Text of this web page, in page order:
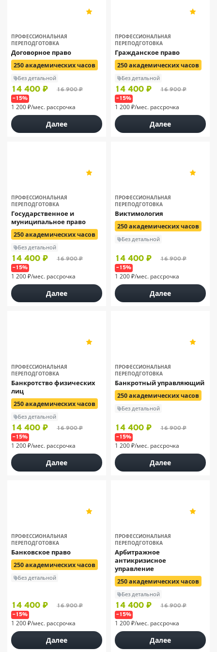
ПРОФЕССИОНАЛЬНАЯ
ПЕРЕПОДГОТОВКА
Договорное право
250 академических часов
Без детальной
14 400 ₽ 16 900 ₽
–15%
1 200 ₽/мес. рассрочка
Далее
ПРОФЕССИОНАЛЬНАЯ
ПЕРЕПОДГОТОВКА
Гражданское право
250 академических часов
Без детальной
14 400 ₽ 16 900 ₽
–15%
1 200 ₽/мес. рассрочка
Далее
ПРОФЕССИОНАЛЬНАЯ
ПЕРЕПОДГОТОВКА
Государственное и
муниципальное право
250 академических часов
Без детальной
14 400 ₽ 16 900 ₽
–15%
1 200 ₽/мес. рассрочка
Далее
ПРОФЕССИОНАЛЬНАЯ
ПЕРЕПОДГОТОВКА
Виктимология
250 академических часов
Без детальной
14 400 ₽ 16 900 ₽
–15%
1 200 ₽/мес. рассрочка
Далее
ПРОФЕССИОНАЛЬНАЯ
ПЕРЕПОДГОТОВКА
Банкротство физических
лиц
250 академических часов
Без детальной
14 400 ₽ 16 900 ₽
–15%
1 200 ₽/мес. рассрочка
Далее
ПРОФЕССИОНАЛЬНАЯ
ПЕРЕПОДГОТОВКА
Банкротный управляющий
250 академических часов
Без детальной
14 400 ₽ 16 900 ₽
–15%
1 200 ₽/мес. рассрочка
Далее
ПРОФЕССИОНАЛЬНАЯ
ПЕРЕПОДГОТОВКА
Банковское право
250 академических часов
Без детальной
14 400 ₽ 16 900 ₽
–15%
1 200 ₽/мес. рассрочка
Далее
ПРОФЕССИОНАЛЬНАЯ
ПЕРЕПОДГОТОВКА
Арбитражное
антикризисное
управление
250 академических часов
Без детальной
14 400 ₽ 16 900 ₽
–15%
1 200 ₽/мес. рассрочка
Далее